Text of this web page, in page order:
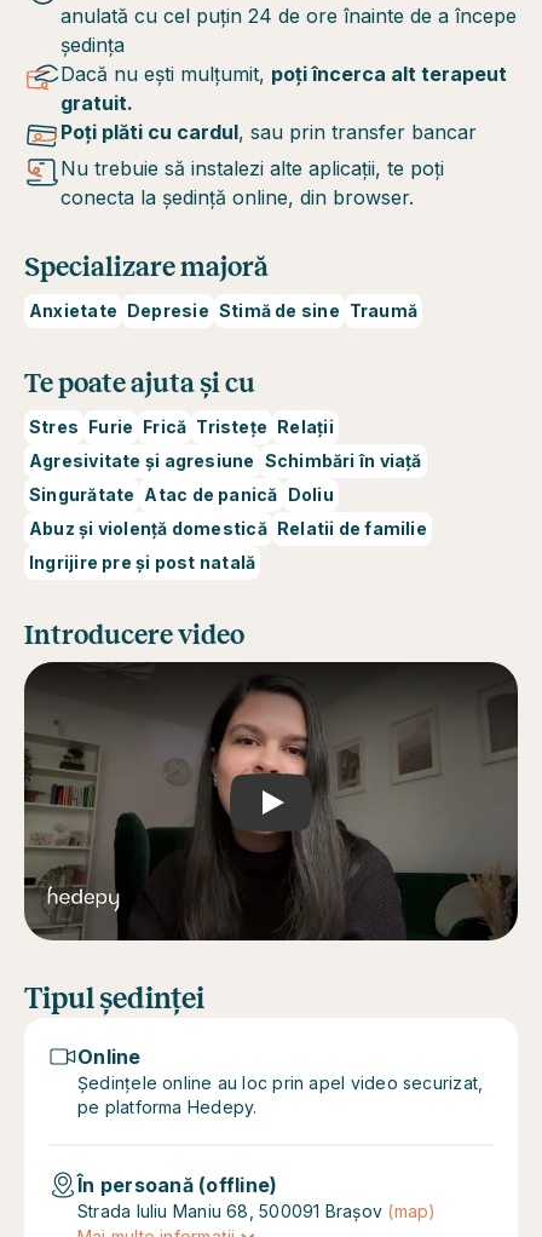
anulată cu cel puțin 24 de ore înainte de a începe
ședința
Dacă nu ești mulțumit, poți încerca alt terapeut
gratuit.
Poți plăti cu cardul, sau prin transfer bancar
Nu trebuie să instalezi alte aplicații, te poți
conecta la ședință online, din browser.
Specializare majoră
Anxietate Depresie Stimă de sine Traumă
Te poate ajuta și cu
Stres Furie Frică Tristețe Relații
Agresivitate și agresiune Schimbări în viață
Singurătate Atac de panică Doliu
Abuz și violență domestică Relatii de familie
Ingrijire pre și post natală
Introducere video
Play
Tipul ședinței
Online
Ședințele online au loc prin apel video securizat,
pe platforma Hedepy.
În persoană (offline)
Strada Iuliu Maniu 68, 500091 Brașov (map)